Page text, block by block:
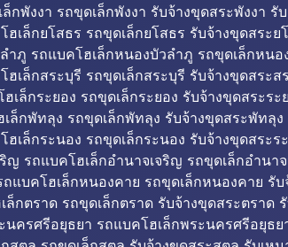
กพังงา รถขุดเล็กพังงา รับจ้างขุดสระพังงา รั
เล็กยโสธร รถขุดเล็กยโสธร รับจ้างขุดสระ
ำภู รถแบคโฮเล็กหนองบัวลำภู รถขุดเล็กหน
เล็กสระบุรี รถขุดเล็กสระบุรี รับจ้างขุดสระ
เล็กระยอง รถขุดเล็กระยอง รับจ้างขุดสระร
ล็กพัทลุง รถขุดเล็กพัทลุง รับจ้างขุดสระพัทลุ
เล็กระนอง รถขุดเล็กระนอง รับจ้างขุดสระ
ญ รถแบคโฮเล็กอำนาจเจริญ รถขุดเล็กอำน
แบคโฮเล็กหนองคาย รถขุดเล็กหนองคาย รั
กตราด รถขุดเล็กตราด รับจ้างขุดสระตราด
ครศรีอยุธยา รถแบคโฮเล็กพระนครศรีอยุ